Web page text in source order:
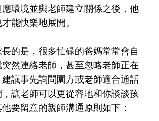
環境並與老師建立關係之後，他
能快樂地展開。
的是，很多忙碌的爸媽常常會自
然連絡老師，甚至忽略老師正在
議事先詢問園方或老師適合通話
讓老師可以更從容地和你談談孩
要留意的親師溝通原則如下：